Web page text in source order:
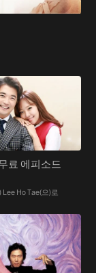
료 에피소드
Lee Ho Tae(으)로